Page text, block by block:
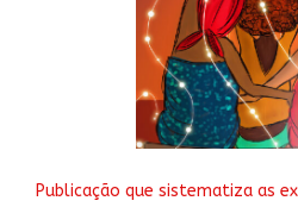
Publicação que sistematiza as